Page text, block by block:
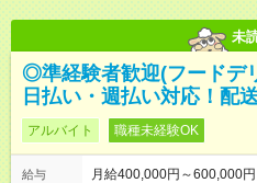
未
◎準経験者歓迎(フードデ
日払い・週払い対応！配
アルバイト 職種未経験OK
給与
月給400,000円～600,000円